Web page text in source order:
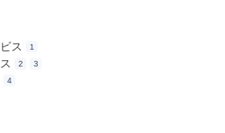
ス 1
2 3
4